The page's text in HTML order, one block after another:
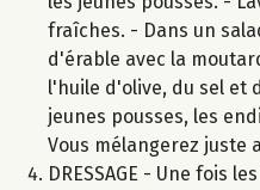
fraîches. - Dans un
d'érable avec la
l'huile d'olive, du sel et
jeunes pousses, les
Vous mélangerez juste
DRESSAGE - Une fois